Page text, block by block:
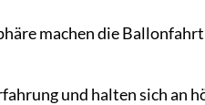
machen die
und halten sich an